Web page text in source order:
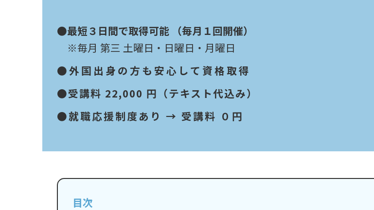
●最短３日間で取得可能 （毎月１回開催）
※毎月 第三 土曜日・日曜日・月曜日
●外国出身の方も安心して資格取得
●受講料 22,000 円（テキスト代込み）
●就職応援制度あり → 受講料 ０円
目次